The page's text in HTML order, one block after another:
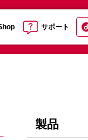
サポート
製品